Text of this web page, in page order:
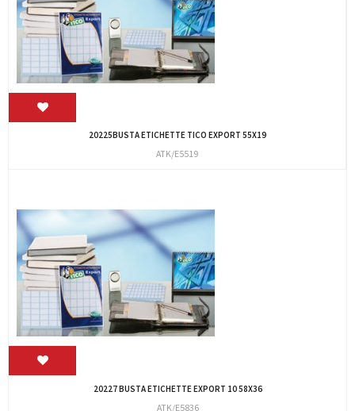
20225BUSTA ETICHETTE TICO EXPORT 55X19
ATK/E5519
20227 BUSTA ETICHETTE EXPORT 10 58X36
ATK/E5836